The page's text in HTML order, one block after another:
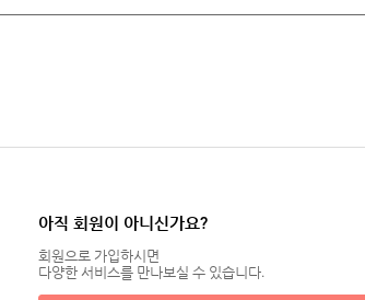
빅사이즈
사각팬티아직 회원이 아니신가요?
회원으로 가입하시면
다양한 서비스를 만나보실 수 있습니다.